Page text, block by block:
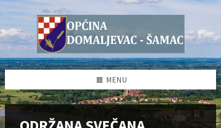
Skip
to
Skip
to
sidebar
Skip
to
sidebar
Skip
to
MENU